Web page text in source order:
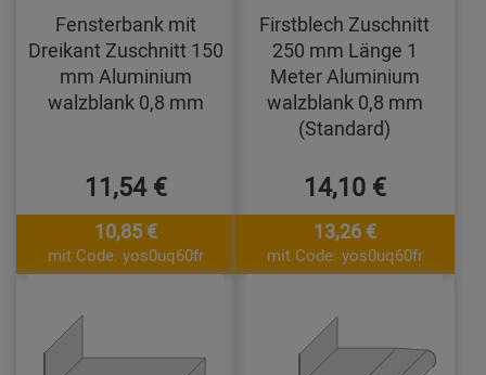
Fensterbank mit
Dreikant Zuschnitt 150
mm Aluminium
walzblank 0,8 mm
11,54 €
10,85 €
mit Code: yos0uq60fr
Firstblech Zuschnitt
250 mm Länge 1
Meter Aluminium
walzblank 0,8 mm
(Standard)
14,10 €
13,26 €
mit Code: yos0uq60fr